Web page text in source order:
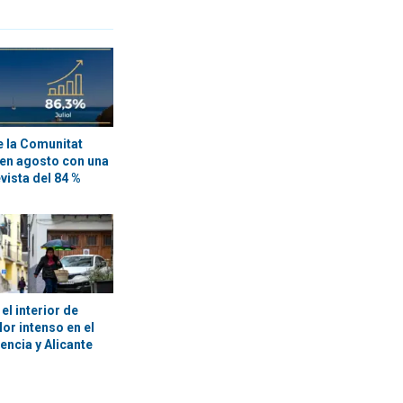
la Comunitat
agosto con una
del 84 %
interior de
intenso en el
y Alicante